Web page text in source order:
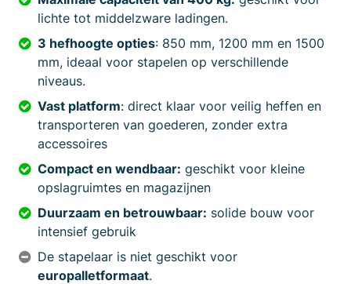
lichte tot middelzware ladingen.
3 hefhoogte opties: 850 mm, 1200 mm en 1500
mm, ideaal voor stapelen op verschillende
niveaus.
Vast platform: direct klaar voor veilig heffen en
transporteren van goederen, zonder extra
accessoires
Compact en wendbaar: geschikt voor kleine
opslagruimtes en magazijnen
Duurzaam en betrouwbaar: solide bouw voor
intensief gebruik
De stapelaar is niet geschikt voor
europalletformaat.